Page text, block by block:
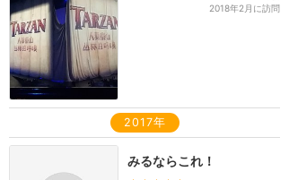
2018年2月に訪問
2017年
みるならこれ！